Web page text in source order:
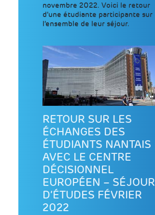
novembre 2022. Voici le retour
d’une étudiante participante sur
l’ensemble de leur séjour.
RETOUR SUR LES
ÉCHANGES DES
ÉTUDIANTS NANTAIS
AVEC LE CENTRE
DÉCISIONNEL
EUROPÉEN – SÉJOUR
D’ÉTUDES FÉVRIER
2022